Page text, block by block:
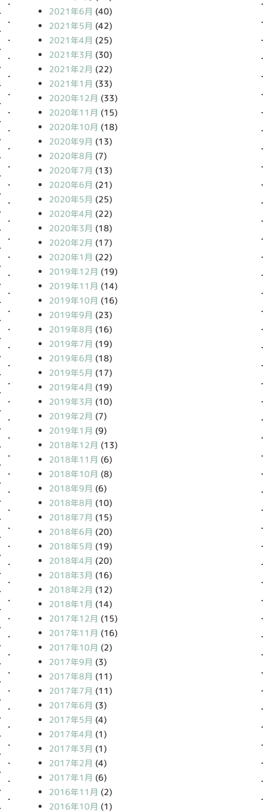
2021年6月 (40)
2021年5月 (42)
2021年4月 (25)
2021年3月 (30)
2021年2月 (22)
2021年1月 (33)
2020年12月 (33)
2020年11月 (15)
2020年10月 (18)
2020年9月 (13)
2020年8月 (7)
2020年7月 (13)
2020年6月 (21)
2020年5月 (25)
2020年4月 (22)
2020年3月 (18)
2020年2月 (17)
2020年1月 (22)
2019年12月 (19)
2019年11月 (14)
2019年10月 (16)
2019年9月 (23)
2019年8月 (16)
2019年7月 (19)
2019年6月 (18)
2019年5月 (17)
2019年4月 (19)
2019年3月 (10)
2019年2月 (7)
2019年1月 (9)
2018年12月 (13)
2018年11月 (6)
2018年10月 (8)
2018年9月 (6)
2018年8月 (10)
2018年7月 (15)
2018年6月 (20)
2018年5月 (19)
2018年4月 (20)
2018年3月 (16)
2018年2月 (12)
2018年1月 (14)
2017年12月 (15)
2017年11月 (16)
2017年10月 (2)
2017年9月 (3)
2017年8月 (11)
2017年7月 (11)
2017年6月 (3)
2017年5月 (4)
2017年4月 (1)
2017年3月 (1)
2017年2月 (4)
2017年1月 (6)
2016年11月 (2)
2016年10月 (1)